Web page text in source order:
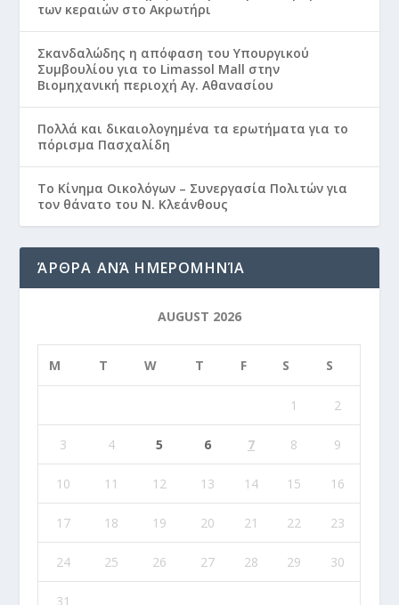
των κεραιών στο Ακρωτήρι
Σκανδαλώδης η απόφαση του Υπουργικού
Συμβουλίου για το Limassol Mall στην
Βιομηχανική περιοχή Αγ. Αθανασίου
Πολλά και δικαιολογημένα τα ερωτήματα για το
πόρισμα Πασχαλίδη
Το Κίνημα Οικολόγων – Συνεργασία Πολιτών για
τον θάνατο του Ν. Κλεάνθους
ΆΡΘΡΑ ΑΝΆ ΗΜΕΡΟΜΗΝΊΑ
AUGUST 2026
M T W T F S S
1 2
3 4 5 6 7 8 9
10 11 12 13 14 15 16
17 18 19 20 21 22 23
24 25 26 27 28 29 30
31